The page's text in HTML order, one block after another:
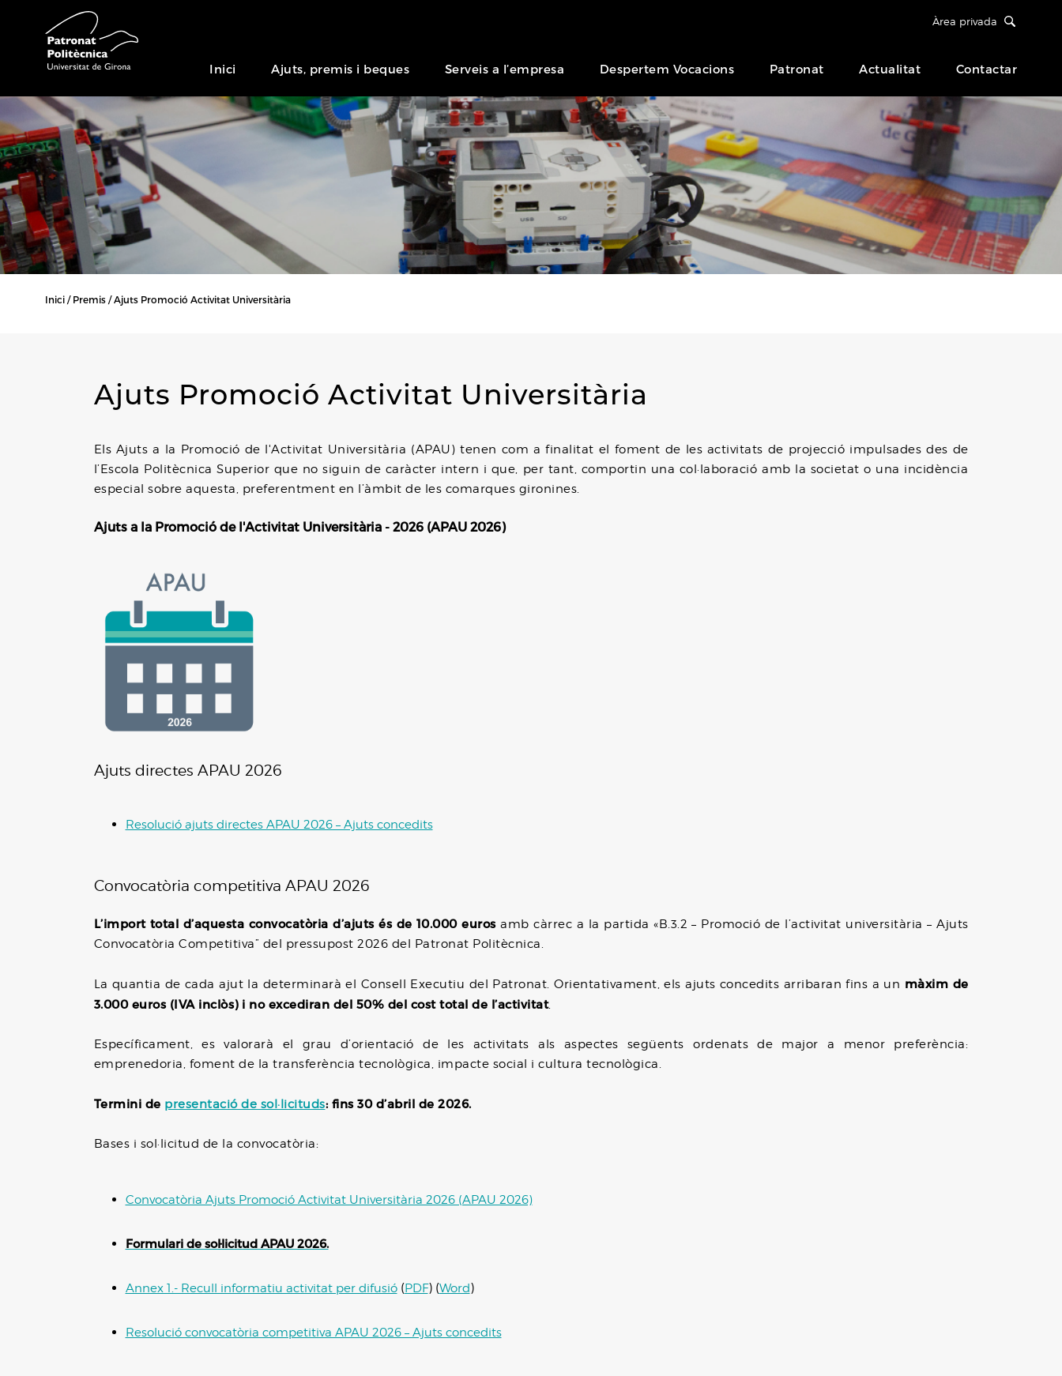
Àrea privada
Inici Ajuts, premis i beques Serveis a l’empresa Despertem Vocacions Patronat Actualitat Contactar
Inici Premis Ajuts Promoció Activitat Universitària
Ajuts Promoció Activitat Universitària
Els Ajuts a la Promoció de l'Activitat Universitària (APAU) tenen com a finalitat el foment de les activitats de projecció impulsades des de
l’Escola Politècnica Superior que no siguin de caràcter intern i que, per tant, comportin una col·laboració amb la societat o una incidència
especial sobre aquesta, preferentment en l’àmbit de les comarques gironines.
Ajuts a la Promoció de l'Activitat Universitària - 2026 (APAU 2026)
Ajuts directes APAU 2026
Resolució ajuts directes APAU 2026 – Ajuts concedits
Convocatòria competitiva APAU 2026
L’import total d’aquesta convocatòria d’ajuts és de 10.000 eurosamb càrrec a la partida «B.3.2 – Promoció de l’activitat universitària – Ajuts
Convocatòria Competitiva” del pressupost 2026 del Patronat Politècnica.
La quantia de cada ajut la determinarà el Consell Executiu del Patronat. Orientativament, els ajuts concedits arribaran fins a un màxim de
3.000 euros (IVA inclòs) i no excediran del 50% del cost total de l’activitat.
Específicament, es valorarà el grau d’orientació de les activitats als aspectes següents ordenats de major a menor preferència:
emprenedoria, foment de la transferència tecnològica, impacte social i cultura tecnològica.
Termini de presentació de sol·licituds: fins 30 d’abril de 2026.
Bases i sol·licitud de la convocatòria:
Convocatòria Ajuts Promoció Activitat Universitària 2026 (APAU 2026)
Formulari de sol·licitud APAU 2026.
Annex 1.- Recull informatiu activitat per difusió(PDF) (Word)
Resolució convocatòria competitiva APAU 2026 – Ajuts concedits